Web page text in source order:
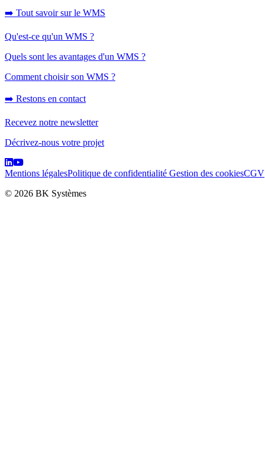
➡️ Tout savoir sur le WMS
Qu'est-ce qu'un WMS ?
Quels sont les avantages d'un WMS ?
Comment choisir son WMS ?
➡️ Restons en contact
Recevez notre newsletter
Décrivez-nous votre projet
Mentions légalesPolitique de confidentialité Gestion des cookiesCGV
© 2026 BK Systèmes